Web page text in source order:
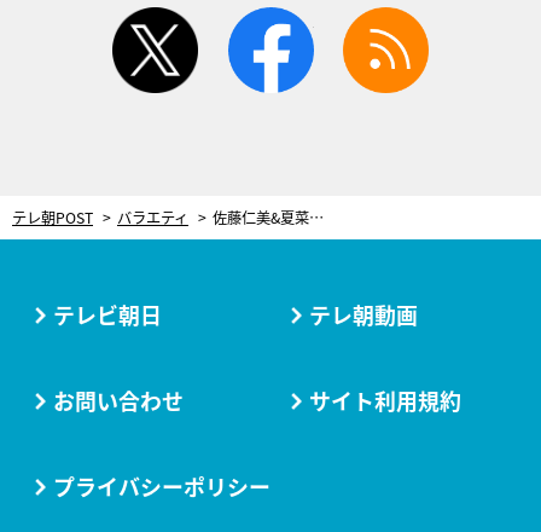
twitter facebook
テレ朝POST バラエティ 佐藤仁美&夏菜、御朱印3カ月待ち神社へ！お供のサンドウィッチマンは珍しく恋話
テレビ朝日 テレ朝動画
お問い合わせ サイト利用規約
プライバシーポリシー